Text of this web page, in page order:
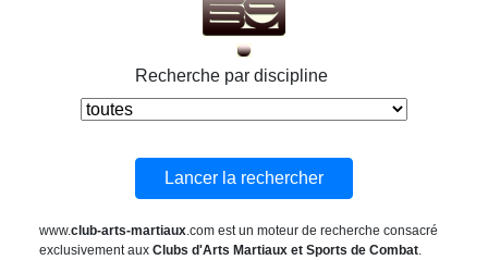
Recherche par discipline
www.club-arts-martiaux.com est un moteur de recherche consacré
exclusivement aux Clubs d'Arts Martiaux et Sports de Combat.